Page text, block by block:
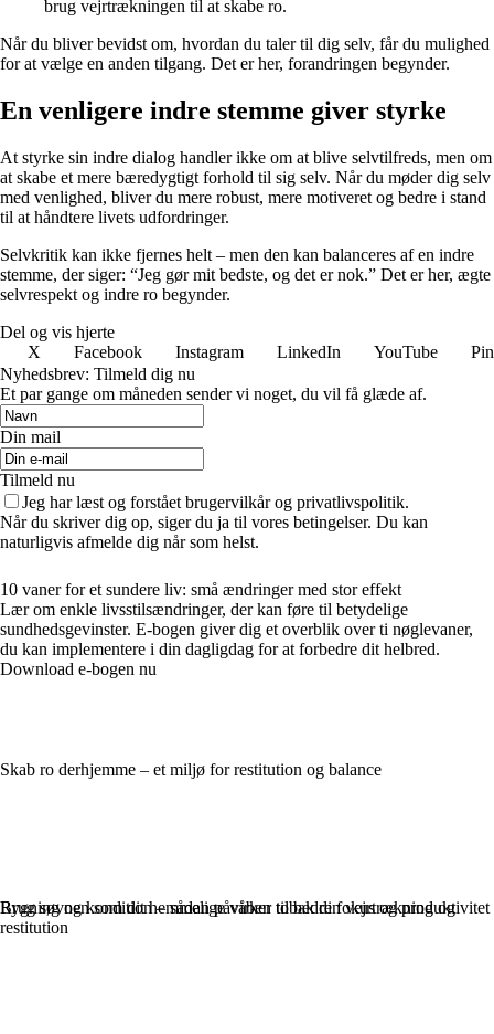
brug vejrtrækningen til at skabe ro.
Når du bliver bevidst om, hvordan du taler til dig selv, får du mulighed
for at vælge en anden tilgang. Det er her, forandringen begynder.
En venligere indre stemme giver styrke
At styrke sin indre dialog handler ikke om at blive selvtilfreds, men om
at skabe et mere bæredygtigt forhold til sig selv. Når du møder dig selv
med venlighed, bliver du mere robust, mere motiveret og bedre i stand
til at håndtere livets udfordringer.
Selvkritik kan ikke fjernes helt – men den kan balanceres af en indre
stemme, der siger: “Jeg gør mit bedste, og det er nok.” Det er her, ægte
selvrespekt og indre ro begynder.
Del og vis hjerte
X
Facebook Instagram LinkedIn YouTube
Nyhedsbrev: Tilmeld dig nu
Et par gange om måneden sender vi noget, du vil få glæde af.
Din mail
Tilmeld nu
Jeg har læst og forstået brugervilkår og privatlivspolitik.
Når du skriver dig op, siger du ja til vores betingelser. Du kan
naturligvis afmelde dig når som helst.
10 vaner for et sundere liv: små ændringer med stor effekt
Lær om enkle livsstilsændringer, der kan føre til betydelige
sundhedsgevinster. E-bogen giver dig et overblik over ti nøglevaner,
du kan implementere i din dagligdag for at forbedre dit helbred.
Download e-bogen nu
Skab ro derhjemme – et miljø for restitution og balance
Brug søvnen som dit hemmelige våben til bedre fokus og produktivitet
Rygning og kondition – sådan påvirker tobak din vejrtrækning og
restitution